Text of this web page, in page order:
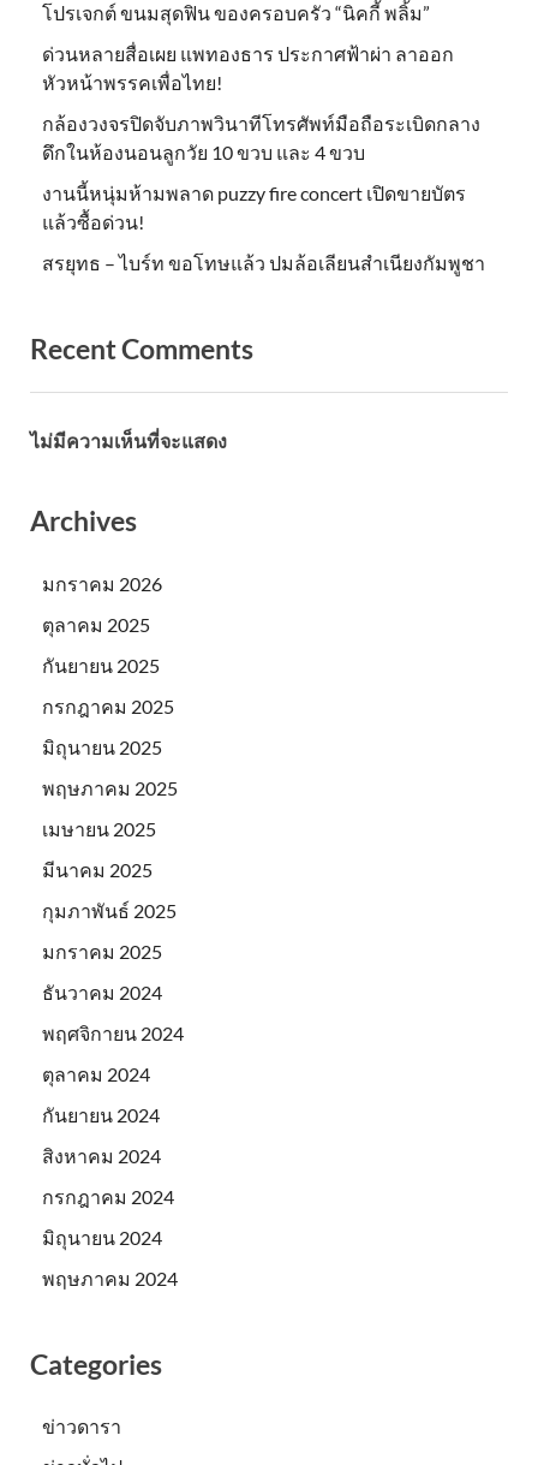
โปรเจกต์ ขนมสุดฟิน ของครอบครัว “นิคกี้ พลิ้ม”
ด่วนหลายสื่อเผย แพทองธาร ประกาศฟ้าผ่า ลาออก
หัวหน้าพรรคเพื่อไทย!
กล้องวงจรปิดจับภาพวินาทีโทรศัพท์มือถือระเบิดกลาง
ดึกในห้องนอนลูกวัย 10 ขวบ และ 4 ขวบ
งานนี้หนุ่มห้ามพลาด puzzy fire concert เปิดขายบัตร
แล้วซื้อด่วน!
สรยุทธ – ไบร์ท ขอโทษแล้ว ปมล้อเลียนสำเนียงกัมพูชา
Recent Comments
ไม่มีความเห็นที่จะแสดง
Archives
มกราคม 2026
ตุลาคม 2025
กันยายน 2025
กรกฎาคม 2025
มิถุนายน 2025
พฤษภาคม 2025
เมษายน 2025
มีนาคม 2025
กุมภาพันธ์ 2025
มกราคม 2025
ธันวาคม 2024
พฤศจิกายน 2024
ตุลาคม 2024
กันยายน 2024
สิงหาคม 2024
กรกฎาคม 2024
มิถุนายน 2024
พฤษภาคม 2024
Categories
ข่าวดารา